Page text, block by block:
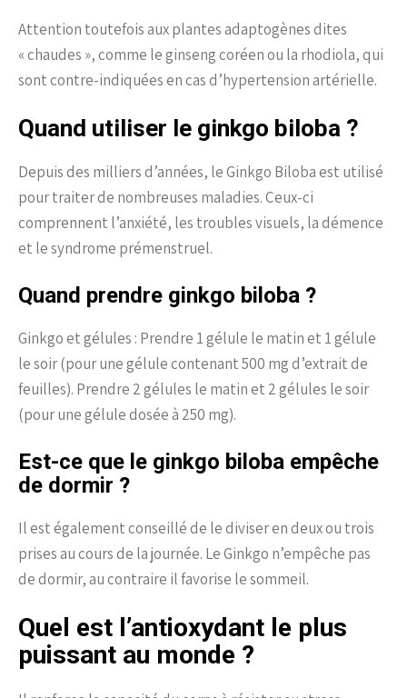
Attention toutefois aux plantes adaptogènes dites
« chaudes », comme le ginseng coréen ou la rhodiola, qui
sont contre-indiquées en cas d’hypertension artérielle.
Quand utiliser le ginkgo biloba ?
Depuis des milliers d’années, le Ginkgo Biloba est utilisé
pour traiter de nombreuses maladies. Ceux-ci
comprennent l’anxiété, les troubles visuels, la démence
et le syndrome prémenstruel.
Quand prendre ginkgo biloba ?
Ginkgo et gélules : Prendre 1 gélule le matin et 1 gélule
le soir (pour une gélule contenant 500 mg d’extrait de
feuilles). Prendre 2 gélules le matin et 2 gélules le soir
(pour une gélule dosée à 250 mg).
Est-ce que le ginkgo biloba empêche
de dormir ?
Il est également conseillé de le diviser en deux ou trois
prises au cours de la journée. Le Ginkgo n’empêche pas
de dormir, au contraire il favorise le sommeil.
Quel est l’antioxydant le plus
puissant au monde ?